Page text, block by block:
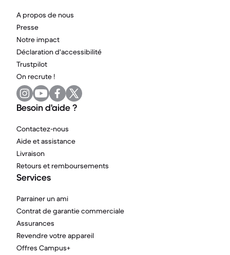
A propos de nous
Presse
Notre impact
Déclaration d'accessibilité
Trustpilot
On recrute !
Besoin d'aide ?
Contactez-nous
Aide et assistance
Livraison
Retours et remboursements
Services
Parrainer un ami
Contrat de garantie commerciale
Assurances
Revendre votre appareil
Offres Campus+